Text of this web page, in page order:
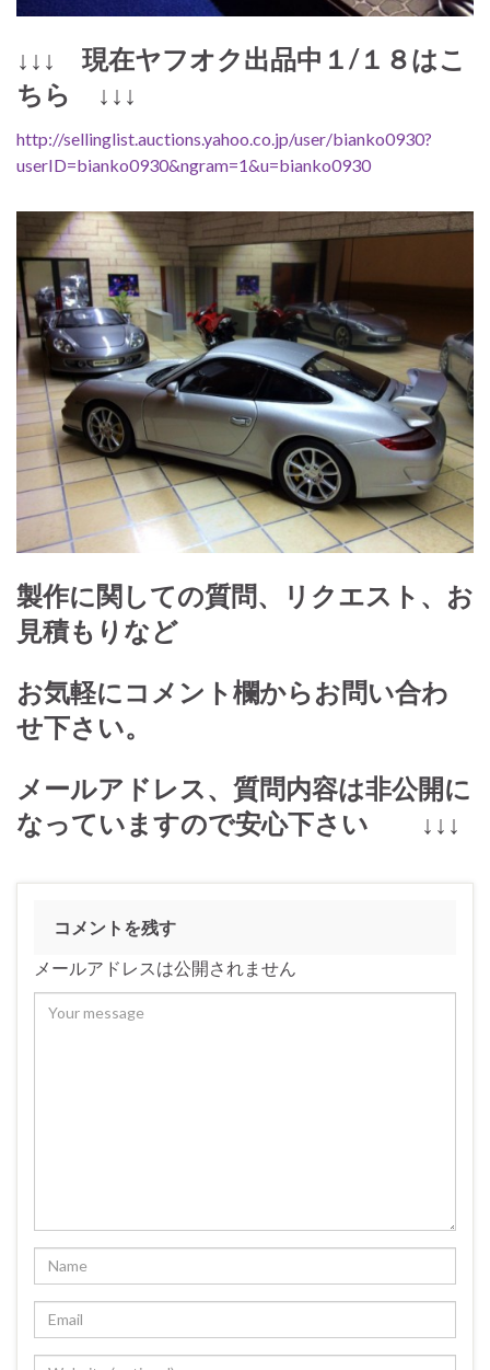
↓↓↓ 現在ヤフオク出品中１/１８はこ
ちら ↓↓↓
http://sellinglist.auctions.yahoo.co.jp/user/bianko0930?
userID=bianko0930&ngram=1&u=bianko0930
製作に関しての質問、リクエスト、お
見積もりなど
お気軽にコメント欄からお問い合わ
せ下さい。
メールアドレス、質問内容は非公開に
なっていますので安心下さい ↓↓↓
コメントを残す
メールアドレスは公開されません